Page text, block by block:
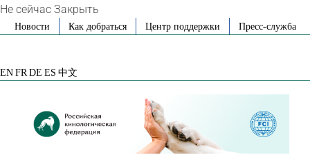
Не сейчас Закрыть
SkipНовости Как добраться Центр поддержки Пресс-служба
EN FR DE ES 中文